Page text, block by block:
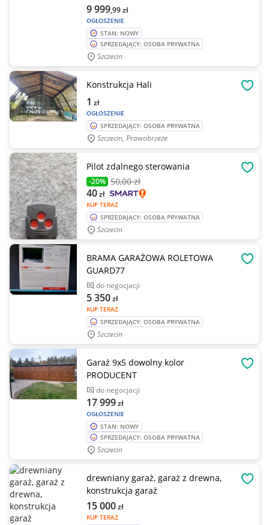
OGŁOSZENIE
9 999,99zł
STAN: NOWY
SPRZEDAJĄCY: OSOBA PRYWATNA
Szczecin
Konstrukcja Hali
OGŁOSZENIE
1 zł
SPRZEDAJĄCY: OSOBA PRYWATNA
Szczecin, Prawobrzeże
Pilot zdalnego sterowania
-20% 50,00 zł
KUP TERAZ
40zł
SPRZEDAJĄCY: OSOBA PRYWATNA
Szczecin
BRAMA GARAŻOWA ROLETOWA
GUARD77
do negocjacji
KUP TERAZ
5 350zł
SPRZEDAJĄCY: OSOBA PRYWATNA
Szczecin
Garaż 9x5 dowolny kolor
PRODUCENT
do negocjacji
OGŁOSZENIE
17 999zł
STAN: NOWY
SPRZEDAJĄCY: OSOBA PRYWATNA
Szczecin
drewniany garaż, garaż z drewna,
konstrukcja garaż
KUP TERAZ
15 000zł